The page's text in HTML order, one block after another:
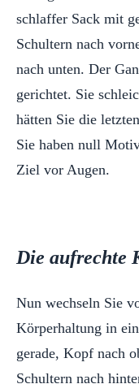
schlaffer Sack mit
Schultern nach
nach unten. Der
gerichtet. Sie
hätten Sie die
Sie haben null
Ziel vor Augen.
Die aufrechte
Nun wechseln Sie
Körperhaltung in
gerade, Kopf nach
Schultern nach